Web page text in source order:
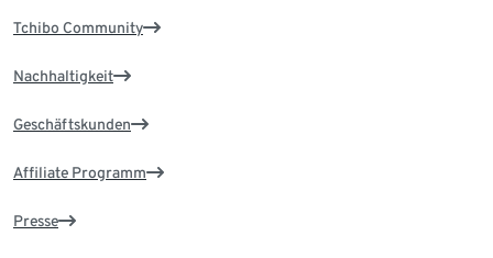
Tchibo Community
Nachhaltigkeit
Geschäftskunden
Affiliate Programm
Presse